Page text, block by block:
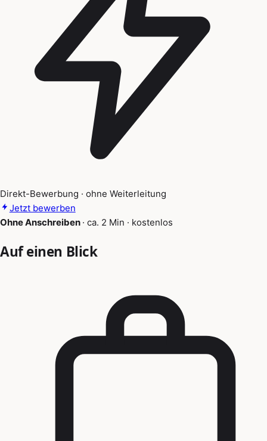
Direkt-Bewerbung · ohne Weiterleitung
Jetzt bewerben
Ohne Anschreiben · ca. 2 Min · kostenlos
Auf einen Blick